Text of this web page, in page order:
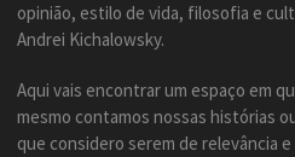
opinião, estilo de vida, filosofia e
Andrei Kichalowsky.
Aqui vais encontrar um espaço em
mesmo contamos nossas histórias
que considero serem de relevância